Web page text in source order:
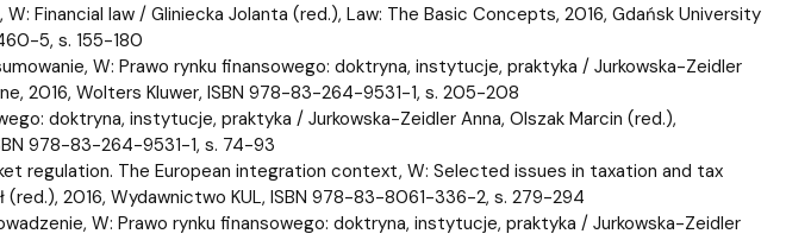
Financial law / Gliniecka Jolanta (red.), Law: The Basic Concepts, 2016, Gdańsk University
5, s. 155-180
W: Prawo rynku finansowego: doktryna, instytucje, praktyka / Jurkowska-Zeidler
2016, Wolters Kluwer, ISBN 978-83-264-9531-1, s. 205-208
doktryna, instytucje, praktyka / Jurkowska-Zeidler Anna, Olszak Marcin (red.),
978-83-264-9531-1, s. 74-93
regulation. The European integration context, W: Selected issues in taxation and tax
(red.), 2016, Wydawnictwo KUL, ISBN 978-83-8061-336-2, s. 279-294
W: Prawo rynku finansowego: doktryna, instytucje, praktyka / Jurkowska-Zeidler